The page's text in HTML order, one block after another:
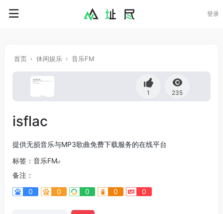
登录
首页 休闲娱乐 音乐FM
1 235
isflac
提供无损音乐与MP3歌曲免费下载服务的在线平台
标签： 音乐FM
备注：
0
0 0 0 0